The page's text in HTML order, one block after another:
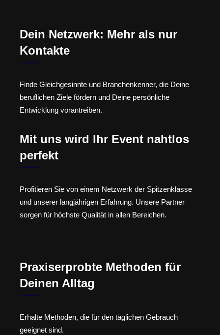
Dein Netzwerk: Mehr als nur
Kontakte
Finde Gleichgesinnte und Branchenkenner, die Deine
beruflichen Ziele fördern und Deine persönliche
Entwicklung vorantreiben.
Mit uns wird Ihr Event nahtlos
perfekt
Profitieren Sie von einem Netzwerk der Spitzenklasse
und unserer langjährigen Erfahrung. Unsere Partner
sorgen für höchste Qualität in allen Bereichen.
Praxiserprobte Methoden für
Deinen Alltag
Erhalte Methoden, die für den täglichen Gebrauch
geeignet sind.